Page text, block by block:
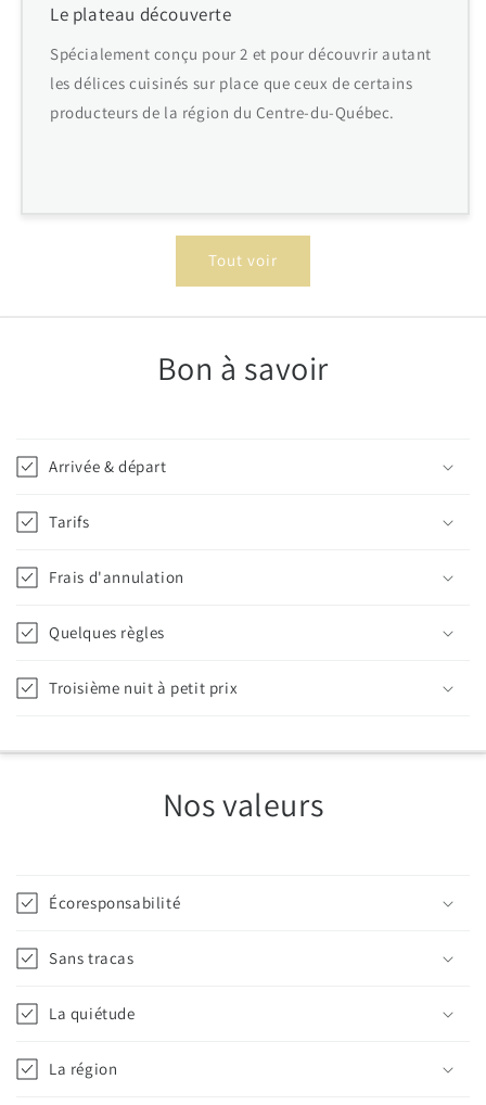
Le plateau découverte
Spécialement conçu pour 2 et pour découvrir autant
les délices cuisinés sur place que ceux de certains
producteurs de la région du Centre-du-Québec.
Tout voir
Bon à savoir
Arrivée & départ
Tarifs
Frais d'annulation
Quelques règles
Troisième nuit à petit prix
Nos valeurs
Écoresponsabilité
Sans tracas
La quiétude
La région